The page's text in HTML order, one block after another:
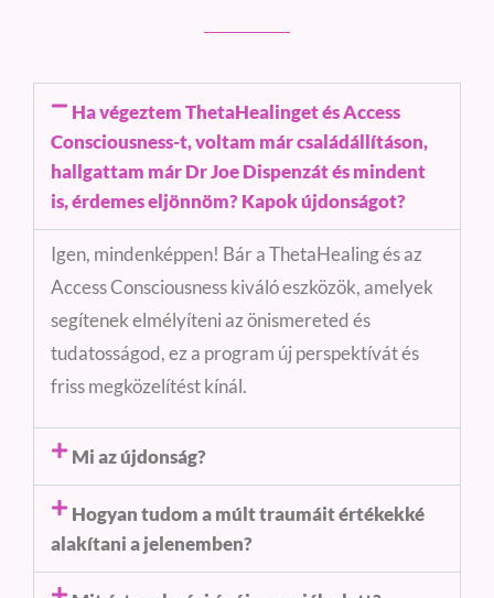
Ha végeztem ThetaHealinget és Access
Consciousness-t, voltam már családállításon,
hallgattam már Dr Joe Dispenzát és mindent
is, érdemes eljönnöm? Kapok újdonságot?
Igen, mindenképpen! Bár a ThetaHealing és az
Access Consciousness kiváló eszközök, amelyek
segítenek elmélyíteni az önismereted és
tudatosságod, ez a program új perspektívát és
friss megközelítést kínál.
Mi az újdonság?
Hogyan tudom a múlt traumáit értékekké
alakítani a jelenemben?